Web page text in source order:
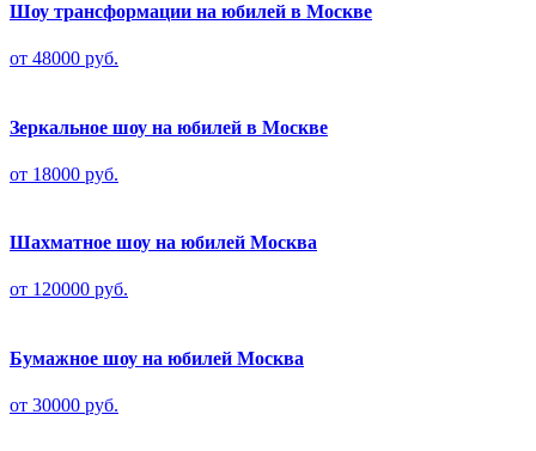
Шоу трансформации на юбилей в Москве
от 48000 руб.
Зеркальное шоу на юбилей в Москве
от 18000 руб.
Шахматное шоу на юбилей Москва
от 120000 руб.
Бумажное шоу на юбилей Москва
от 30000 руб.